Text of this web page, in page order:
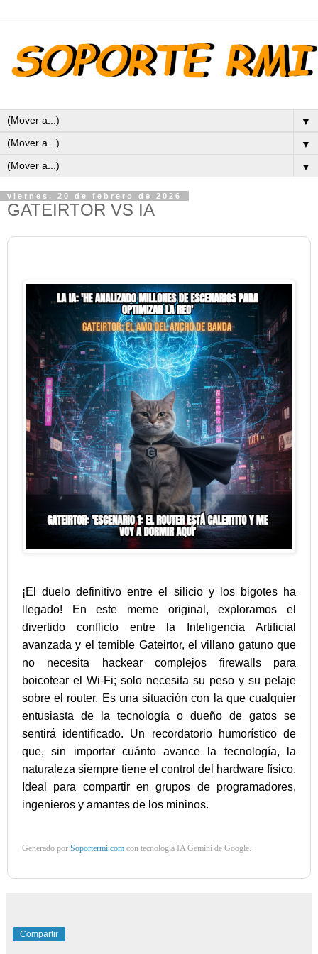
▼
▼
▼
viernes, 20 de febrero de 2026
GATEIRTOR VS IA
¡El duelo definitivo entre el silicio y los bigotes ha
llegado! En este meme original, exploramos el
divertido conflicto entre la Inteligencia Artificial
avanzada y el temible Gateirtor, el villano gatuno que
no necesita hackear complejos firewalls para
boicotear el Wi-Fi; solo necesita su peso y su pelaje
sobre el router. Es una situación con la que cualquier
entusiasta de la tecnología o dueño de gatos se
sentirá identificado. Un recordatorio humorístico de
que, sin importar cuánto avance la tecnología, la
naturaleza siempre tiene el control del hardware físico.
Ideal para compartir en grupos de programadores,
ingenieros y amantes de los mininos.
Generado por Soportermi.com con tecnología IA Gemini de Google.
Compartir